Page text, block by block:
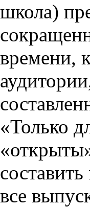
школа)
времени,
«Только
все